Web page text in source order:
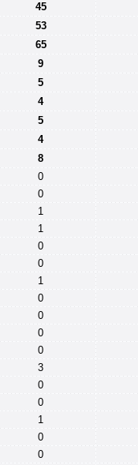
45
53
65
9
5
4
5
4
8
0
0
1
1
0
0
1
0
0
0
0
3
0
0
1
0
0